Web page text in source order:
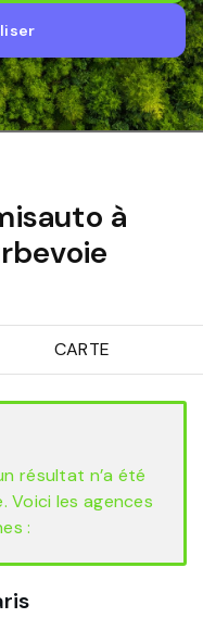
à
CARTE
résultat n’a été
les agences
: